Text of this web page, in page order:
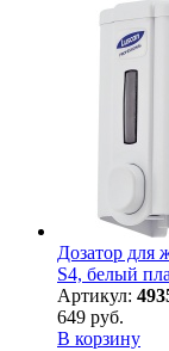
Дозатор для
S4, белый
Артикул:
649 руб.
В корзину